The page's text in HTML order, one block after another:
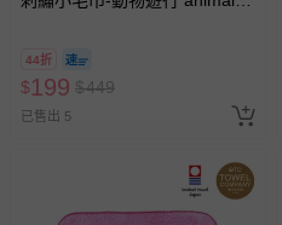
44折
$199 $449
已售出 5